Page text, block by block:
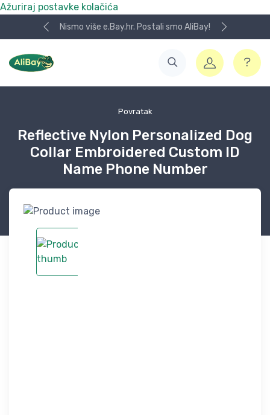
Ažuriraj postavke kolačića
Nismo više e.Bay.hr. Postali smo AliBay!
Povratak
Reflective Nylon Personalized Dog
Collar Embroidered Custom ID
Name Phone Number